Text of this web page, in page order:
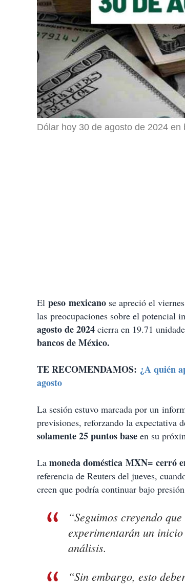
Dólar hoy 30 de agosto de 2024 en
El peso mexicano se apreció el
las preocupaciones sobre el potencial
agosto de 2024 cierra en 19.71
bancos de México.
TE RECOMENDAMOS: ¿A quién
agosto
La sesión estuvo marcada por un
previsiones, reforzando la expectativa
solamente 25 puntos base en su
La moneda doméstica MXN= cerró
referencia de Reuters del jueves,
creen que podría continuar bajo
“Seguimos creyendo
experimentarán un
análisis.
“Sin embargo, esto